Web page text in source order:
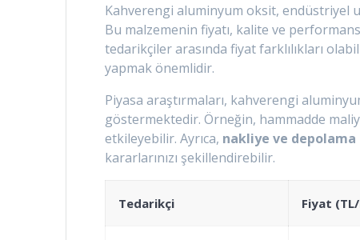
Kahverengi aluminyum oksit, endüstriyel
Bu malzemenin fiyatı, kalite ve
tedarikçiler arasında fiyat farklılıkları
yapmak önemlidir.
Piyasa araştırmaları, kahverengi
göstermektedir. Örneğin, hammadde
etkileyebilir. Ayrıca, nakliye ve depolama
kararlarınızı şekillendirebilir.
Tedarikçi Fiyat